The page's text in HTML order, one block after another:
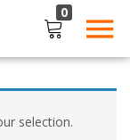
0
selection.